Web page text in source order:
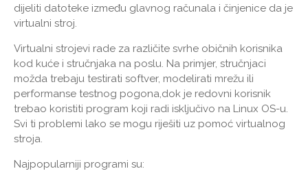
dijeliti datoteke između glavnog računala i činjenice da je
virtualni stroj.
Virtualni strojevi rade za različite svrhe običnih korisnika
kod kuće i stručnjaka na poslu. Na primjer, stručnjaci
možda trebaju testirati softver, modelirati mrežu ili
performanse testnog pogona,dok je redovni korisnik
trebao koristiti program koji radi isključivo na Linux OS-u.
Svi ti problemi lako se mogu riješiti uz pomoć virtualnog
stroja.
Najpopularniji programi su: